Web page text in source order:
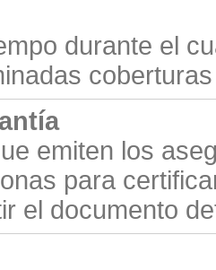
durante el
emiten los
para
el documento